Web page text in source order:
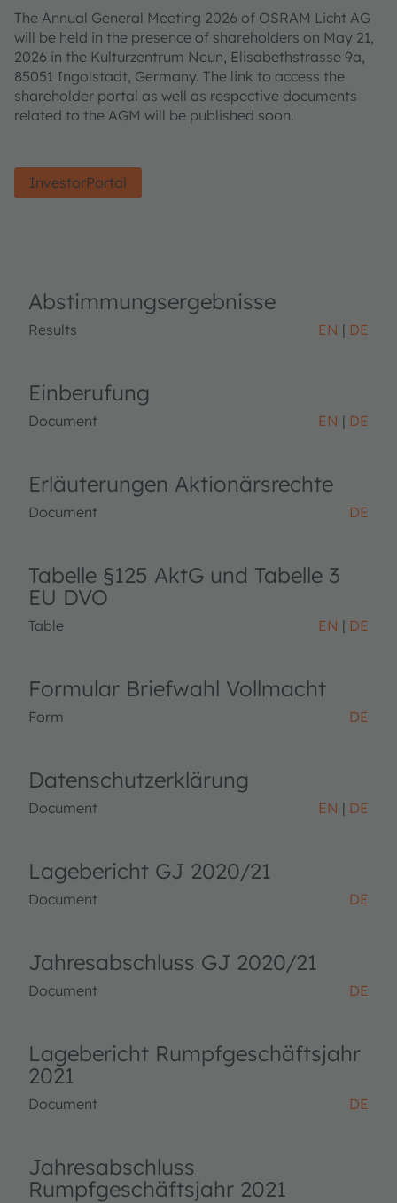
The Annual General Meeting 2026 of OSRAM Licht AG
will be held in the presence of shareholders on May 21,
2026 in the Kulturzentrum Neun, Elisabethstrasse 9a,
85051 Ingolstadt, Germany. The link to access the
shareholder portal as well as respective documents
related to the AGM will be published soon.
InvestorPortal
Abstimmungsergebnisse
Results EN DE
Einberufung
Document EN DE
Erläuterungen Aktionärsrechte
Document DE
Tabelle §125 AktG und Tabelle 3
EU DVO
Table EN DE
Formular Briefwahl Vollmacht
Form DE
Datenschutzerklärung
Document EN DE
Lagebericht GJ 2020/21
Document DE
Jahresabschluss GJ 2020/21
Document DE
Lagebericht Rumpfgeschäftsjahr
2021
Document DE
Jahresabschluss
Rumpfgeschäftsjahr 2021